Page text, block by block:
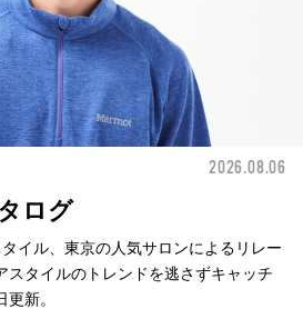
2026.08.06
ログ
イル、東京の人気サロンによるリレー
スタイルのトレンドを逃さずキャッチ
新。